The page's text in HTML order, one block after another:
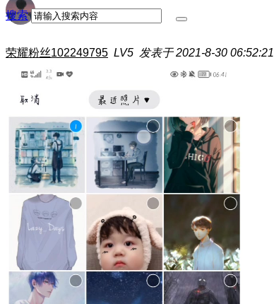
搜索
荣耀粉丝102249795 LV5 发表于 2021-8-30 06:52:21